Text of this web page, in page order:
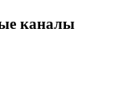
каналы